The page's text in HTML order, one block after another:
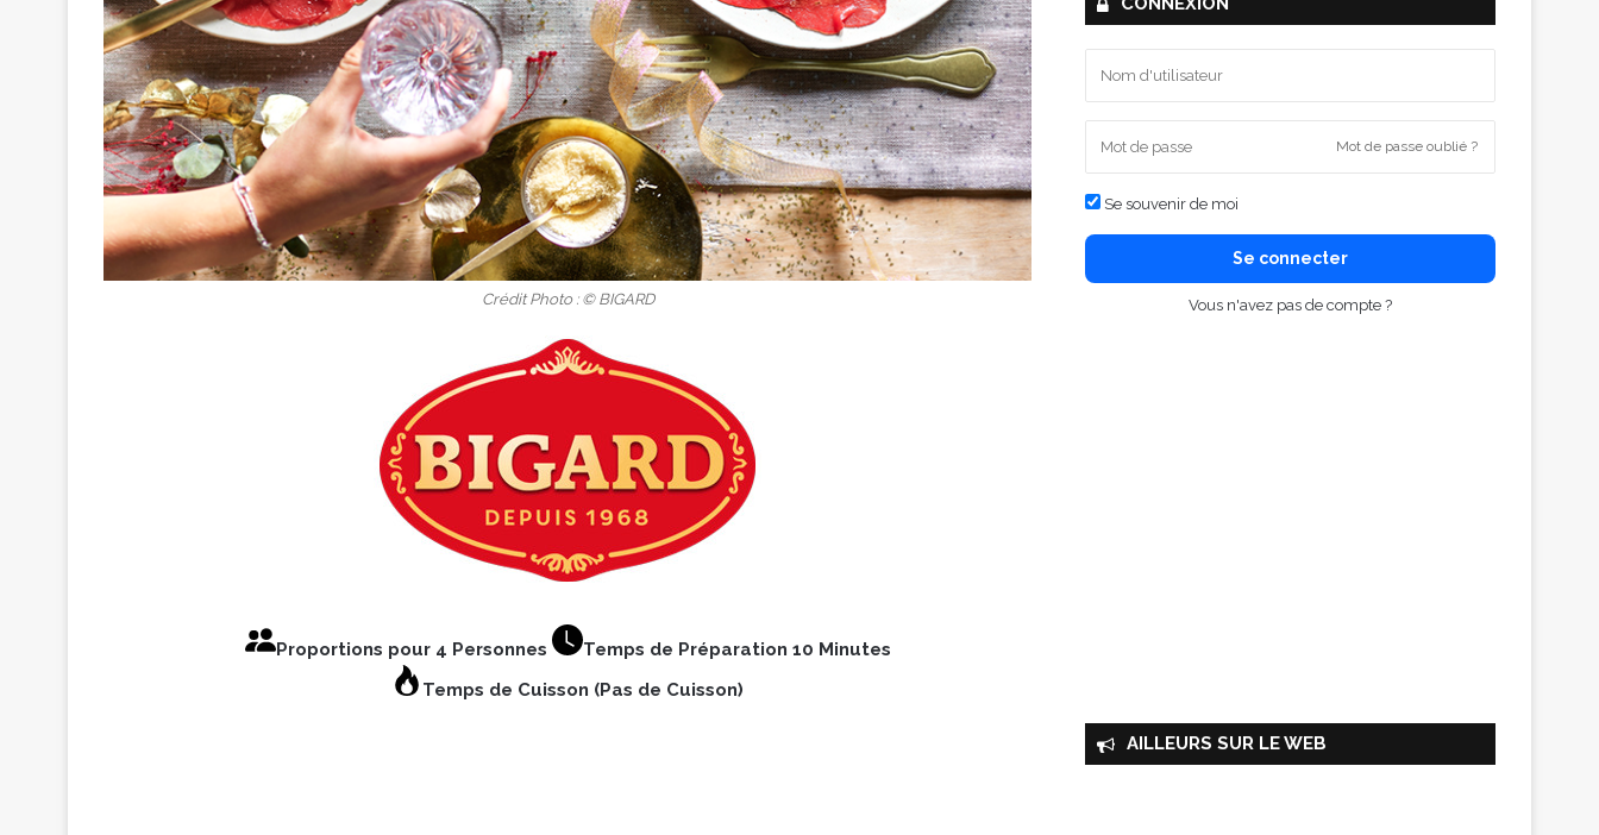
Crédit Photo : © BIGARD
Proportions pour 4 Personnes
Temps de Préparation 10 Minutes
Temps de Cuisson (Pas de Cuisson)
Mot de passe oublié ?
Se souvenir de moi
Se connecter
Vous n'avez pas de compte ?
AILLEURS SUR LE WEB